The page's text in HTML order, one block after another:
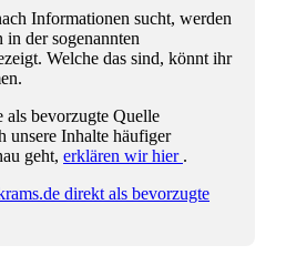
Informationen sucht, werden
der sogenannten
Welche das sind, könnt ihr
als bevorzugte Quelle
unsere Inhalte häufiger
geht, erklären wir hier .
direkt als bevorzugte